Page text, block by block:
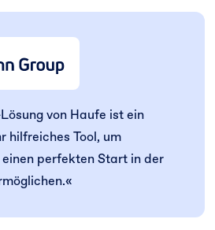
von Haufe ist ein
hilfreiches Tool, um
perfekten Start in der
«